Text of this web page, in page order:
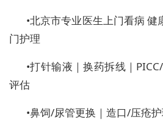
•北京市专业医生上门看病 健
门护理
•打针输液｜换药拆线｜
评估
•鼻饲/尿管更换｜造口/压疮